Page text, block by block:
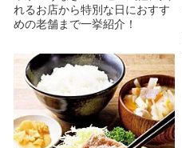
れるお店から特別な日におすす
めの老舗まで一挙紹介！